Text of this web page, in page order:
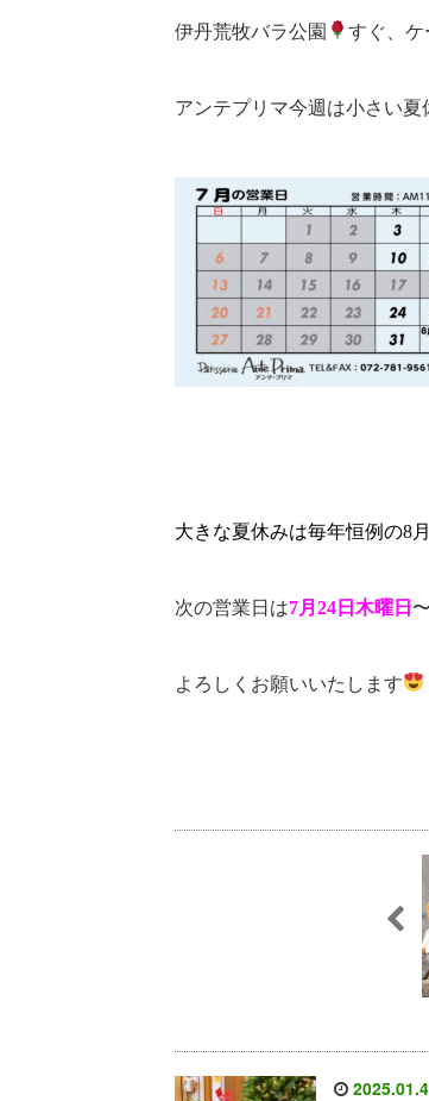
伊丹荒牧バラ公園 すぐ、ケ
アンテプリマ今週は小さい
大きな夏休みは毎年恒例の8
次の営業日は7月24日木曜日
よろしくお願いいたします
2025.01.4